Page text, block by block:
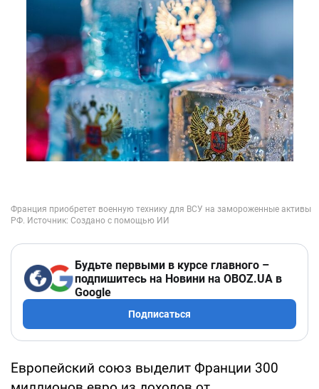
Будьте первыми в курсе главного –
подпишитесь на Новини на OBOZ.UA в
Google
Подписаться
Европейский союз выделит Франции 300